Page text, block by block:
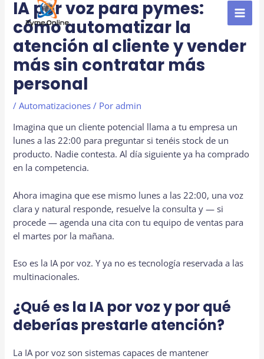
contenido
IA por voz para pymes:
cómo automatizar la
atención al cliente y vender
más sin contratar más
personal
/Automatizaciones / Poradmin
Imagina que un cliente potencial llama a tu empresa un
lunes a las 22:00 para preguntar si tenéis stock de un
producto. Nadie contesta. Al día siguiente ya ha comprado
en la competencia.
Ahora imagina que ese mismo lunes a las 22:00, una voz
clara y natural responde, resuelve la consulta y — si
procede — agenda una cita con tu equipo de ventas para
el martes por la mañana.
Eso es la IA por voz. Y ya no es tecnología reservada a las
multinacionales.
¿Qué es la IA por voz y por qué
deberías prestarle atención?
La IA por voz son sistemas capaces de mantener